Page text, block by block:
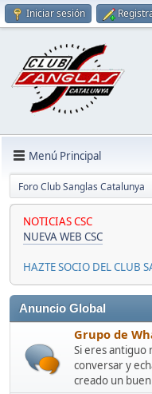
Iniciar sesión
Menú Principal
Foro Club Sanglas Catalunya
NOTICIAS CSC
NUEVA WEB CSC
HAZTE SOCIO DEL CLUB
Anuncio Global
Grupo de
Si eres antiguo
conversar y
creado un